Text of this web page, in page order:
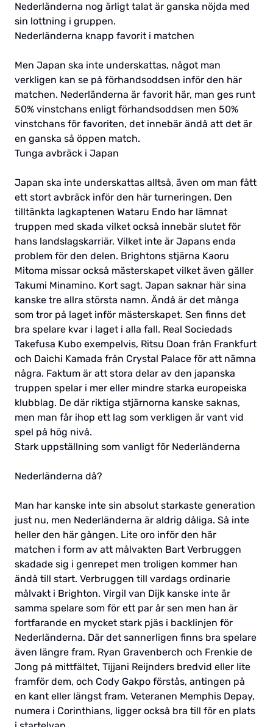
Nederländerna nog ärligt talat är ganska nöjda med
sin lottning i gruppen.
Nederländerna knapp favorit i matchen
Men Japan ska inte underskattas, något man
verkligen kan se på förhandsoddsen inför den här
matchen. Nederländerna är favorit här, man ges runt
50% vinstchans enligt förhandsoddsen men 50%
vinstchans för favoriten, det innebär ändå att det är
en ganska så öppen match.
Tunga avbräck i Japan
Japan ska inte underskattas alltså, även om man fått
ett stort avbräck inför den här turneringen. Den
tilltänkta lagkaptenen Wataru Endo har lämnat
truppen med skada vilket också innebär slutet för
hans landslagskarriär. Vilket inte är Japans enda
problem för den delen. Brightons stjärna Kaoru
Mitoma missar också mästerskapet vilket även gäller
Takumi Minamino. Kort sagt, Japan saknar här sina
kanske tre allra största namn. Ändå är det många
som tror på laget inför mästerskapet. Sen finns det
bra spelare kvar i laget i alla fall. Real Sociedads
Takefusa Kubo exempelvis, Ritsu Doan från Frankfurt
och Daichi Kamada från Crystal Palace för att nämna
några. Faktum är att stora delar av den japanska
truppen spelar i mer eller mindre starka europeiska
klubblag. De där riktiga stjärnorna kanske saknas,
men man får ihop ett lag som verkligen är vant vid
spel på hög nivå.
Stark uppställning som vanligt för Nederländerna
Nederländerna då?
Man har kanske inte sin absolut starkaste generation
just nu, men Nederländerna är aldrig dåliga. Så inte
heller den här gången. Lite oro inför den här
matchen i form av att målvakten Bart Verbruggen
skadade sig i genrepet men troligen kommer han
ändå till start. Verbruggen till vardags ordinarie
målvakt i Brighton. Virgil van Dijk kanske inte är
samma spelare som för ett par år sen men han är
fortfarande en mycket stark pjäs i backlinjen för
Nederländerna. Där det sannerligen finns bra spelare
även längre fram. Ryan Gravenberch och Frenkie de
Jong på mittfältet, Tijjani Reijnders bredvid eller lite
framför dem, och Cody Gakpo förstås, antingen på
en kant eller längst fram. Veteranen Memphis Depay,
numera i Corinthians, ligger också bra till för en plats